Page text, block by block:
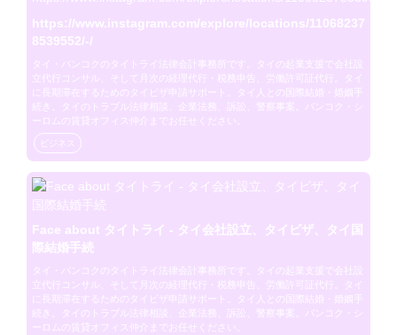
https://www.instagram.com/explore/locations/11068237
8539552/-/
タイ・バンコクのタイトライ法律会計事務所です。タイの起業支援で会社設
立代行コンサル、そして月次の経理代行・税務申告、労働許可証代行。タイ
に長期滞在するためのタイビザ申請サポート。タイ人との国際結婚・婚姻手
続き。タイのトラブル法律相談、企業法務、訴訟、警察事案。バンコク・シ
ーロムの賃貸オフィス仲介までお任せください。
ビジネス
Face about タイトライ - タイ会社設立、タイビザ、タイ国
際結婚手続
タイ・バンコクのタイトライ法律会計事務所です。タイの起業支援で会社設
立代行コンサル、そして月次の経理代行・税務申告、労働許可証代行。タイ
に長期滞在するためのタイビザ申請サポート。タイ人との国際結婚・婚姻手
続き。タイのトラブル法律相談、企業法務、訴訟、警察事案。バンコク・シ
ーロムの賃貸オフィス仲介までお任せください。